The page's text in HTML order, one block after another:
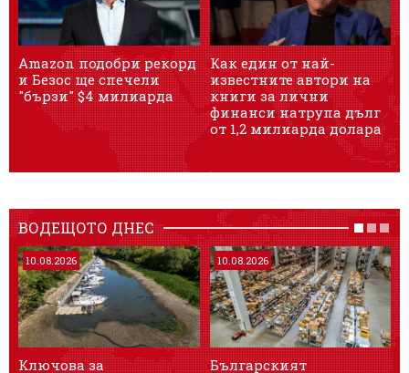
Amazon подобри рекорд
и Безос ще спечели
"бързи" $4 милиарда
Как един от най-
известните автори на
книги за лични
финанси натрупа дълг
от 1,2 милиарда долара
ВОДЕЩОТО ДНЕС
10.08.2026
Ключова за
10.08.2026
Българският